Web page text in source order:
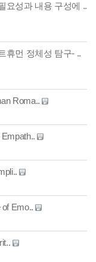
요성과 내용 구성에 ..
휴먼 정체성 탐구- ..
Roma..
Empath..
of Emo..